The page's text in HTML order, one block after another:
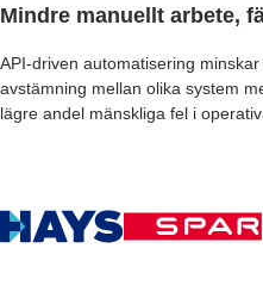
Mindre manuellt arbete,
API-driven automatisering
avstämning mellan olika system
lägre andel mänskliga fel i